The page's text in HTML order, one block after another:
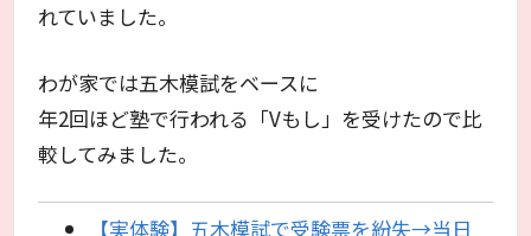
れていました。
わが家では五木模試をベースに
年2回ほど塾で行われる「Vもし」を受けたので比
較してみました。
【実体験】五木模試で受験票を紛失→当日